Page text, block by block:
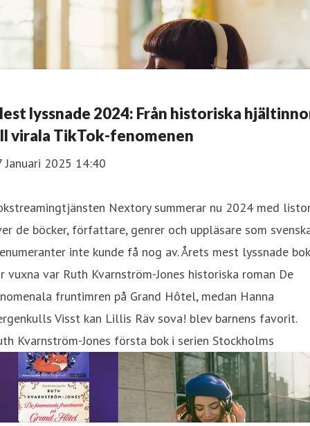
lyssnade 2024: Från historiska
virala TikTok-fenomenen
Januari 2025 14:40
Nextory summerar nu 2024 med
de böcker, författare, genrer och uppläsare som
inte kunde få nog av. Årets mest lyssnade bok
vuxna var Ruth Kvarnström-Jones historiska roman De
fruntimren på Grand Hôtel, medan Hanna
Visst kan Lillis Räv sova! blev barnens favorit.
Kvarnström-Jones första bok i serien Stockholms